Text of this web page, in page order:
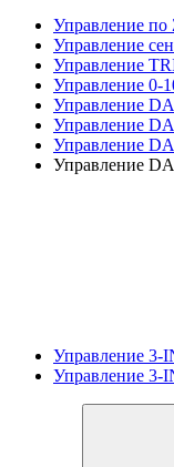
Управление
Управление
Управление
Управление 0-
Управление
Управление
Управление
Управление
Управление 3-
Управление 3-